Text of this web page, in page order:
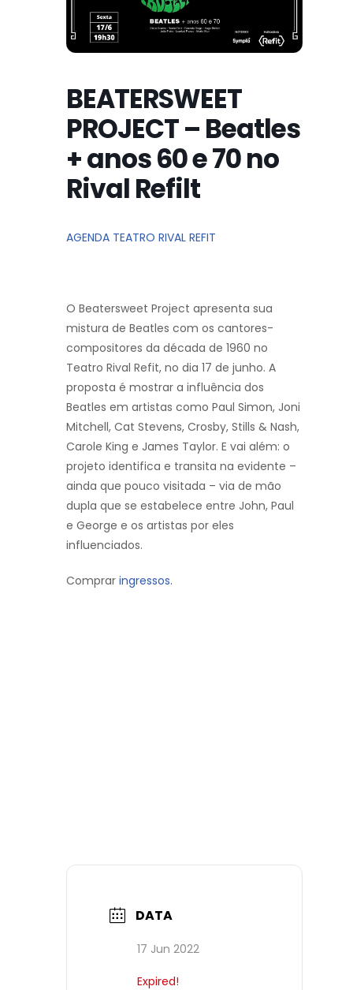
BEATERSWEET
PROJECT – Beatles
+ anos 60 e 70 no
Rival Refilt
AGENDA TEATRO RIVAL REFIT
O Beatersweet Project apresenta sua
mistura de Beatles com os cantores-
compositores da década de 1960 no
Teatro Rival Refit, no dia 17 de junho. A
proposta é mostrar a influência dos
Beatles em artistas como Paul Simon, Joni
Mitchell, Cat Stevens, Crosby, Stills & Nash,
Carole King e James Taylor. E vai além: o
projeto identifica e transita na evidente –
ainda que pouco visitada – via de mão
dupla que se estabelece entre John, Paul
e George e os artistas por eles
influenciados.
Comprar ingressos.
DATA
17 Jun 2022
Expired!